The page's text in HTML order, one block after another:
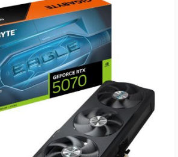
inkl. 19 % MwSt.
zzgl.
Versandkosten
Lieferzeit:1-3 Werktage
IN DEN WARENKORB